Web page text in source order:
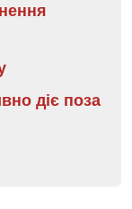
діє поза